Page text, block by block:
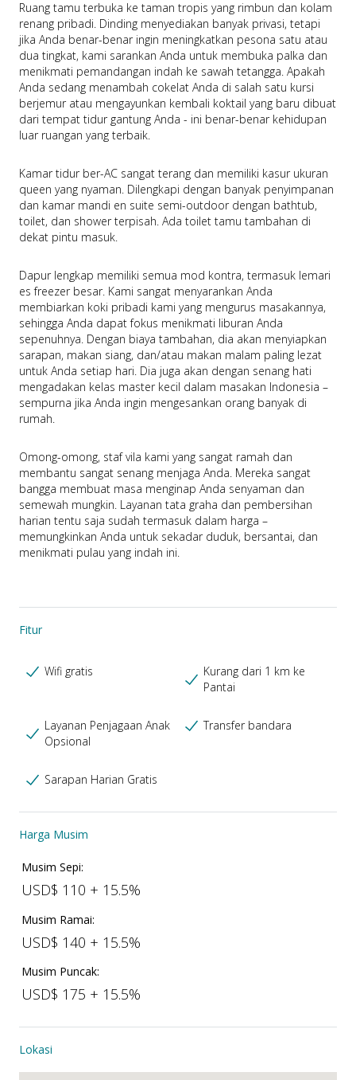
Ruang tamu terbuka ke taman tropis yang rimbun dan kolam
renang pribadi. Dinding menyediakan banyak privasi, tetapi
jika Anda benar-benar ingin meningkatkan pesona satu atau
dua tingkat, kami sarankan Anda untuk membuka palka dan
menikmati pemandangan indah ke sawah tetangga. Apakah
Anda sedang menambah cokelat Anda di salah satu kursi
berjemur atau mengayunkan kembali koktail yang baru dibuat
dari tempat tidur gantung Anda - ini benar-benar kehidupan
luar ruangan yang terbaik.
Kamar tidur ber-AC sangat terang dan memiliki kasur ukuran
queen yang nyaman. Dilengkapi dengan banyak penyimpanan
dan kamar mandi en suite semi-outdoor dengan bathtub,
toilet, dan shower terpisah. Ada toilet tamu tambahan di
dekat pintu masuk.
Dapur lengkap memiliki semua mod kontra, termasuk lemari
es freezer besar. Kami sangat menyarankan Anda
membiarkan koki pribadi kami yang mengurus masakannya,
sehingga Anda dapat fokus menikmati liburan Anda
sepenuhnya. Dengan biaya tambahan, dia akan menyiapkan
sarapan, makan siang, dan/atau makan malam paling lezat
untuk Anda setiap hari. Dia juga akan dengan senang hati
mengadakan kelas master kecil dalam masakan Indonesia –
sempurna jika Anda ingin mengesankan orang banyak di
rumah.
Omong-omong, staf vila kami yang sangat ramah dan
membantu sangat senang menjaga Anda. Mereka sangat
bangga membuat masa menginap Anda senyaman dan
semewah mungkin. Layanan tata graha dan pembersihan
harian tentu saja sudah termasuk dalam harga –
memungkinkan Anda untuk sekadar duduk, bersantai, dan
menikmati pulau yang indah ini.
Fitur
Wifi gratis
Kurang dari 1 km ke
Pantai
Layanan Penjagaan Anak
Opsional
Transfer bandara
Sarapan Harian Gratis
Harga Musim
Musim Sepi:
USD$ 110 + 15.5%
Musim Ramai:
USD$ 140 + 15.5%
Musim Puncak:
USD$ 175 + 15.5%
Lokasi